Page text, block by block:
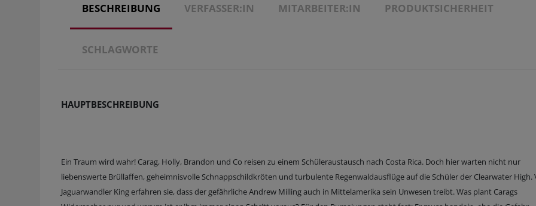
BESCHREIBUNG VERFASSER:IN MITARBEITER:IN PRODUKTSICHERHEIT
SCHLAGWORTE
HAUPTBESCHREIBUNG
Ein Traum wird wahr! Carag, Holly, Brandon und Co reisen zu einem Schüleraustausch nach Costa Rica. Doch hier warten nicht nur
liebenswerte Brüllaffen, geheimnisvolle Schnappschildkröten und turbulente Regenwaldausflüge auf die Schüler der Clearwater High.
Jaguarwandler King erfahren sie, dass der gefährliche Andrew Milling auch in Mittelamerika sein Unwesen treibt. Was plant Carags